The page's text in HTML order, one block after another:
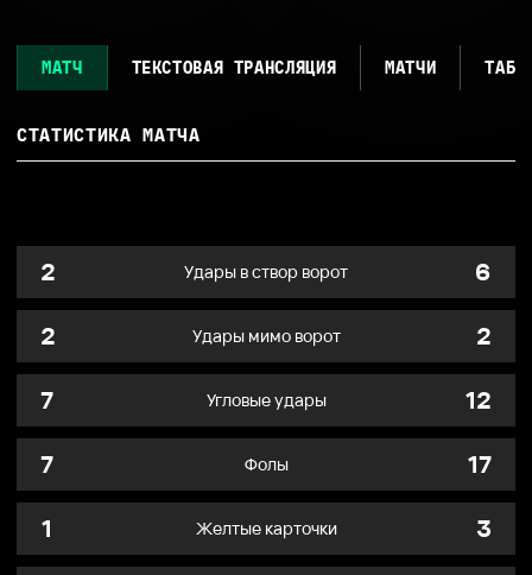
МАТЧ ТЕКСТОВАЯ ТРАНСЛЯЦИЯ МАТЧИ
СТАТИСТИКА МАТЧА
2 Удары в створ ворот
6
2
Удары мимо ворот
2
7
Угловые удары
12
7
Фолы
17
1
Желтые карточки
3